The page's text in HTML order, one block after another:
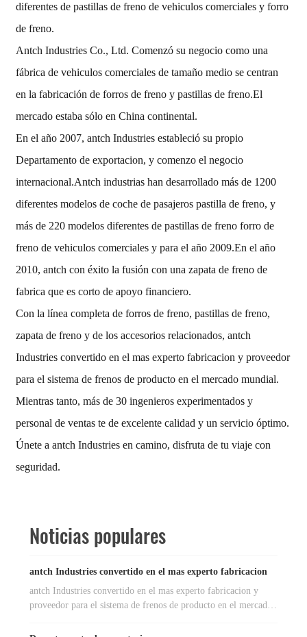
diferentes de pastillas de freno de vehiculos comerciales y forro
de freno.
Antch Industries Co., Ltd. Comenzó su negocio como una
fábrica de vehiculos comerciales de tamaño medio se centran
en la fabricación de forros de freno y pastillas de freno.El
mercado estaba sólo en China continental.
En el año 2007, antch Industries estableció su propio
Departamento de exportacion, y comenzo el negocio
internacional.Antch industrias han desarrollado más de 1200
diferentes modelos de coche de pasajeros pastilla de freno, y
más de 220 modelos diferentes de pastillas de freno forro de
freno de vehiculos comerciales y para el año 2009.En el año
2010, antch con éxito la fusión con una zapata de freno de
fabrica que es corto de apoyo financiero.
Con la línea completa de forros de freno, pastillas de freno,
zapata de freno y de los accesorios relacionados, antch
Industries convertido en el mas experto fabricacion y proveedor
para el sistema de frenos de producto en el mercado mundial.
Mientras tanto, más de 30 ingenieros experimentados y
personal de ventas te de excelente calidad y un servicio óptimo.
Únete a antch Industries en camino, disfruta de tu viaje con
seguridad.
Noticias populares
antch Industries convertido en el mas experto fabricacion
antch Industries convertido en el mas experto fabricacion y
proveedor para el sistema de frenos de producto en el mercado